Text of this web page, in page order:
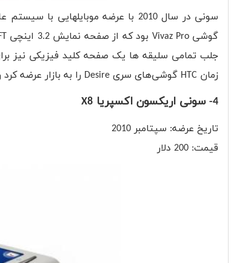
جلب تمامی سلیقه ها یک صفحه کلید فیزیکی نیز
زمان HTC گوشی‌های سری Desire را به بازار عرضه کرد و در کنار آن نیز اپل از گوشی آیفون 4 پرده برداشت.
4- سونی اریکسون اکسپریا X8
تاریخ عرضه: سپتامبر 2010
قیمت: 200 دلار